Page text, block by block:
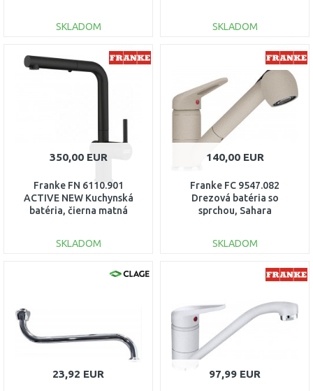
SKLADOM
DO KOŠÍKA
Porovnať
SKLADOM
DO KOŠÍKA
Porovnať
350,00 EUR
Franke FN 6110.901
ACTIVE NEW Kuchynská
batéria, čierna matná
SKLADOM
DO KOŠÍKA
140,00 EUR
Franke FC 9547.082
Drezová batéria so
sprchou, Sahara
SKLADOM
DO KOŠÍKA
23,92 EUR 97,99 EUR